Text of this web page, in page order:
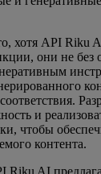
хотя API Riku
они не без
и
чтобы
контента.
Riku AI